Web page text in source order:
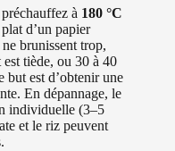
à 180 °C
d’un papier
brunissent trop,
tiède, ou 30 à 40
but est d’obtenir une
En dépannage, le
individuelle (3–5
et le riz peuvent